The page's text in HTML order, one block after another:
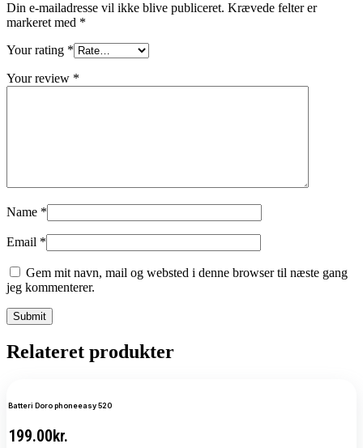
Din e-mailadresse vil ikke blive publiceret. Krævede felter er
markeret med *
Your rating *
Your review *
Name *
Email *
Gem mit navn, mail og websted i denne browser til næste gang
jeg kommenterer.
Relateret produkter
Batteri Doro phoneeasy 520
199.00kr.